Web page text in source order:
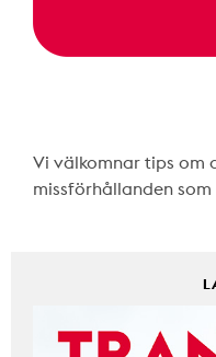
Vi välkomnar tips om
missförhållanden